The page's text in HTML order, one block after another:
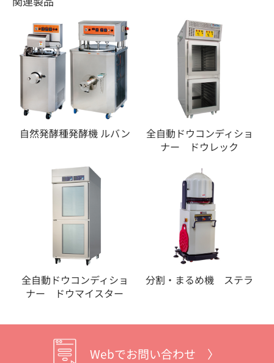
自然発酵種発酵機 ルバン
全自動ドウコンディショ
ナー ドウレック
全自動ドウコンディショ
ナー ドウマイスター
分割・まるめ機 ステラ
Webでお問い合わせ 〉